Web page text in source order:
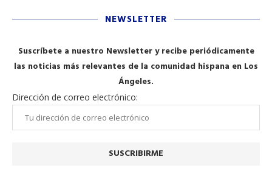
NEWSLETTER
Suscríbete a nuestro Newsletter y recibe periódicamente
las noticias más relevantes de la comunidad hispana en Los
Ángeles.
Dirección de correo electrónico: